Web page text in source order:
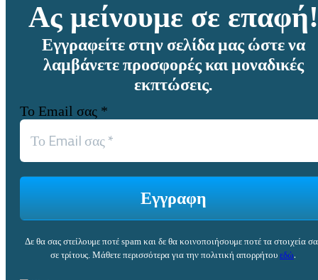
Ας μείνουμε σε επαφή!
Εγγραφείτε στην σελίδα μας ώστε να
λαμβάνετε προσφορές και μοναδικές
εκπτώσεις.
Το Email σας *
Δε θα σας στείλουμε ποτέ spam και δε θα κοινοποιήσουμε ποτέ τα στοιχεία
σε τρίτους. Μάθετε περισσότερα για την πολιτική απορρήτουεδώ.